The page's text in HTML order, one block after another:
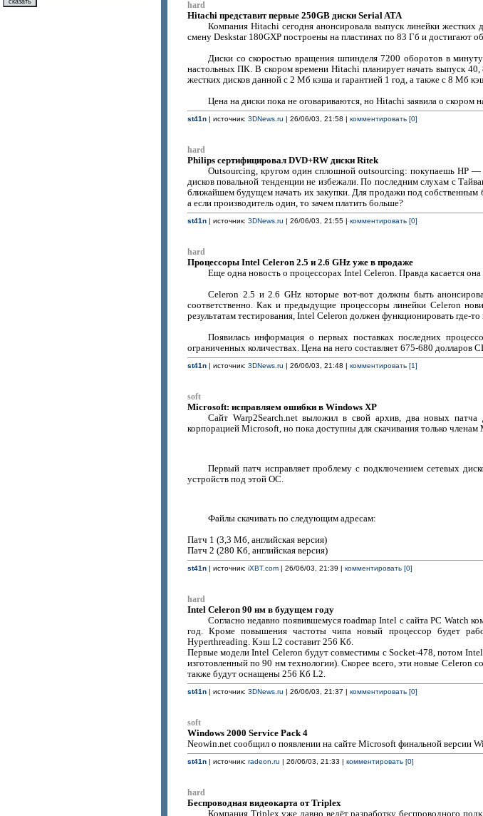
hard
Hitachi представит первые 250GB диски Serial ATA
Компания Hitachi сегодня анонсировала выпуск линейки
смену Deskstar 180GXP построены на пластинах по 83 Гб и достигают
Диски со скоростью вращения шпинделя 7200 оборотов в
настольных ПК. В скором времени Hitachi планирует начать выпуск
жестких дисков данной с 2 Мб кэша и гарантией 1 год, а также с 8 Мб
Цена на диски пока не оговариваются, но Hitachi заявила о
st41n| источник: 3DNews.ru | 26/06/03, 21:58 | комментировать [0]
hard
Philips сертифицировал DVD+RW диски Ritek
Outsourcing, кругом один сплошной outsourcing: покупаешь HP
дисков повальной тенденции не избежали. По последним слухам с
ближайшем будущем начать их закупки. Для продажи под собственным
а если производитель один, то зачем платить больше?
st41n| источник: 3DNews.ru | 26/06/03, 21:55 | комментировать [0]
hard
Процессоры Intel Celeron 2.5 и 2.6 GHz уже в продаже
Еще одна новость о процессорах Intel Celeron. Правда касается
Celeron 2.5 и 2.6 GHz которые вот-вот должны быть
соответственно. Как и предыдущие процессоры линейки Celeron
результатам тестирования, Intel Celeron должен функционировать
Появилась информация о первых поставках последних
ограниченных количествах. Цена на него составляет 675-680 долларов
st41n| источник: 3DNews.ru | 26/06/03, 21:48 | комментировать [1]
soft
Microsoft: исправляем ошибки в Windows XP
Сайт Warp2Search.net выложил в свой архив, два новых
корпорацией Microsoft, но пока доступны для скачивания только членам
Первый патч исправляет проблему с подключением сетевых
устройств под этой ОС.
Файлы скачивать по следующим адресам:
Патч 1 (3,3 Мб, английская версия)
Патч 2 (280 Кб, английская версия)
st41n| источник: iXBT.com| 26/06/03, 21:39 | комментировать [0]
hard
Intel Celeron 90 нм в будущем году
Согласно недавно появившемуся roadmap Intel с сайта PC Watch
год. Кроме повышения частоты чипа новый процессор будет
Hyperthreading. Кэш L2 составит 256 Кб.
Первые модели Intel Celeron будут совместимы с Socket-478, потом
изготовленный по 90 нм технологии). Скорее всего, эти новые Celeron
также будут оснащены 256 Кб L2.
st41n| источник: 3DNews.ru | 26/06/03, 21:37 | комментировать [0]
soft
Windows 2000 Service Pack 4
Neowin.net сообщил о появлении на сайте Microsoft финальной версии
st41n| источник: radeon.ru | 26/06/03, 21:33 | комментировать [0]
hard
Беспроводная видеокарта от Triplex
Компания Triplex уже давно ведёт разработку беспроводного